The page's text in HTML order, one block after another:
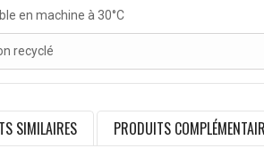
en machine à 30°C
recyclé
SIMILAIRES PRODUITS